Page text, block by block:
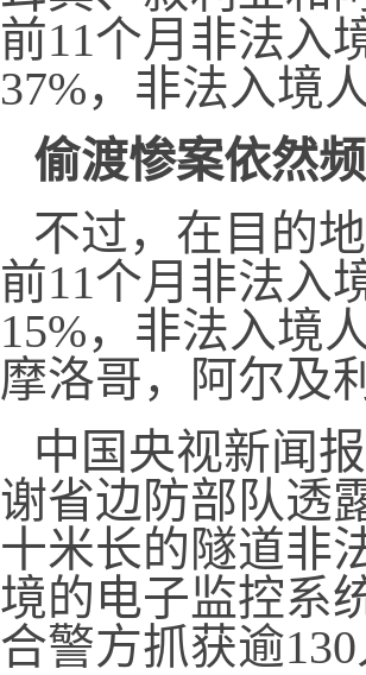
前11个月非法入
37%，非法入境
偷渡惨案依然
不过，在目的
前11个月非法入
15%，非法入境
摩洛哥，阿尔及
中国央视新闻
谢省边防部队透
十米长的隧道非
境的电子监控系
合警方抓获逾